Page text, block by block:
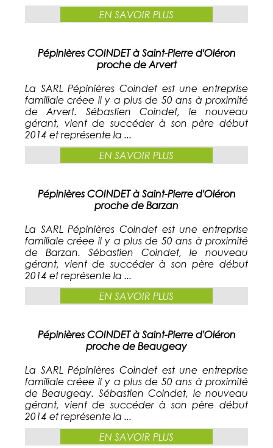
EN SAVOIR PLUS
Pépinières COINDET à Saint-Pierre d'Oléron
proche de Arvert
La SARL Pépinières Coindet est une entreprise
familiale créee il y a plus de 50 ans à proximité
de Arvert. Sébastien Coindet, le nouveau
gérant, vient de succéder à son père début
2014 et représente la ...
EN SAVOIR PLUS
Pépinières COINDET à Saint-Pierre d'Oléron
proche de Barzan
La SARL Pépinières Coindet est une entreprise
familiale créee il y a plus de 50 ans à proximité
de Barzan. Sébastien Coindet, le nouveau
gérant, vient de succéder à son père début
2014 et représente la ...
EN SAVOIR PLUS
Pépinières COINDET à Saint-Pierre d'Oléron
proche de Beaugeay
La SARL Pépinières Coindet est une entreprise
familiale créee il y a plus de 50 ans à proximité
de Beaugeay. Sébastien Coindet, le nouveau
gérant, vient de succéder à son père début
2014 et représente la ...
EN SAVOIR PLUS